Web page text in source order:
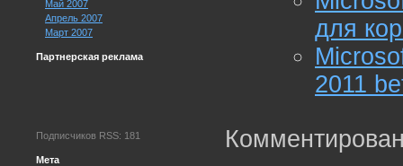
Май 2007
Апрель 2007
Март 2007
Партнерская реклама
Подписчиков RSS: 181
Мета
для
2011